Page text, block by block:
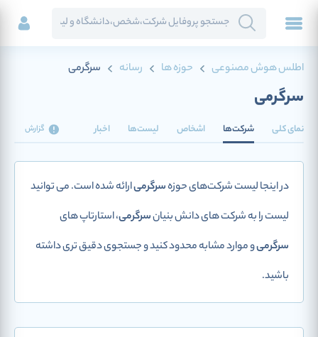
اطلس هوش مصنوعی حوزه ها رسانه سرگرمی
سرگرمی
نمای کلی شرکت‌ها اشخاص لیست‌ها اخبار گزارش
در اینجا لیست شرکت‌های حوزهسرگرمیارائه شده است. می توانید
لیست را به شرکت های دانش بنیانسرگرمی، استارتاپ های
سرگرمیو موارد مشابه محدود کنید و جستجوی دقیق تری داشته
باشید.